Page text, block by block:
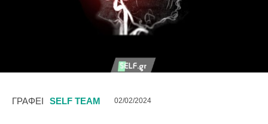
ΓΡΑΦΕΙ SELF TEAM 02/02/2024